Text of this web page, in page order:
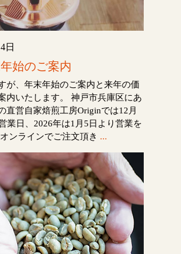
日
始のご案内
が、年末年始のご案内と来年の価
内いたします。 神戸市兵庫区にあ
直営自家焙煎工房Originでは12月
業日、2026年は1月5日より営業を
ンラインでご注文頂き ...